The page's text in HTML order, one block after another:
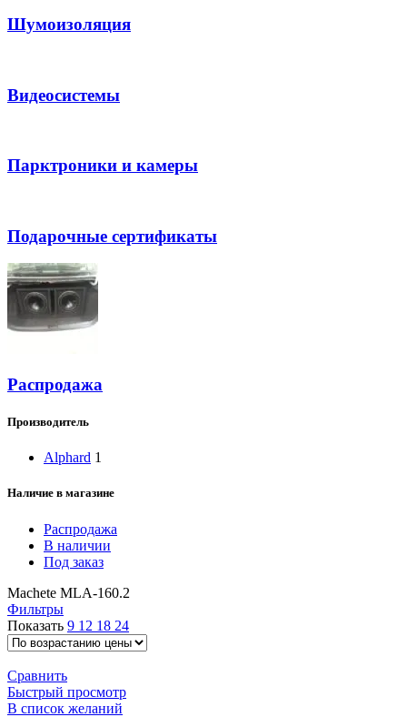
Шумоизоляция
Видеосистемы
Парктроники и камеры
Подарочные сертификаты
Распродажа
Производитель
Alphard 1
Наличие в магазине
Распродажа
В наличии
Под заказ
Machete MLA-160.2
Фильтры
Показать 9 12 18 24
Сравнить
Быстрый просмотр
В список желаний